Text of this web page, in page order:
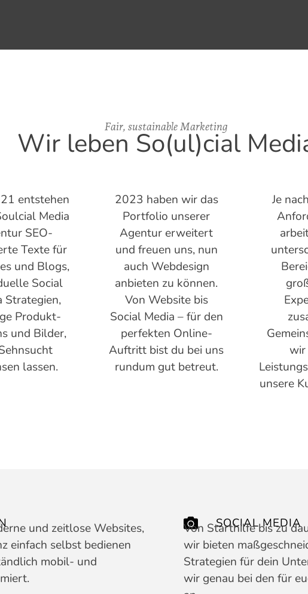
Fair, sustainable Marketing
Wir leben So(ul)cial
entstehen
Media
SEO-
Texte für
und Blogs,
Social
Strategien,
Produkt-
und Bilder,
lassen.
2023 haben wir das
Portfolio unserer
Agentur erweitert
und freuen uns, nun
auch Webdesign
anbieten zu können.
Von Website bis
Social Media – für den
perfekten Online-
Auftritt bist du bei uns
rundum gut betreut.
Je
wir
unsere
und zeitlose Websites,
einfach selbst bedienen
mobil- und
SOCIAL MEDIA
Von Starthilfe bis zu
wir bieten
Strategien für dein
wir genau bei den für